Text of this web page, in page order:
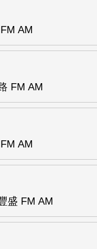
AM
FM AM
AM
盛 FM AM